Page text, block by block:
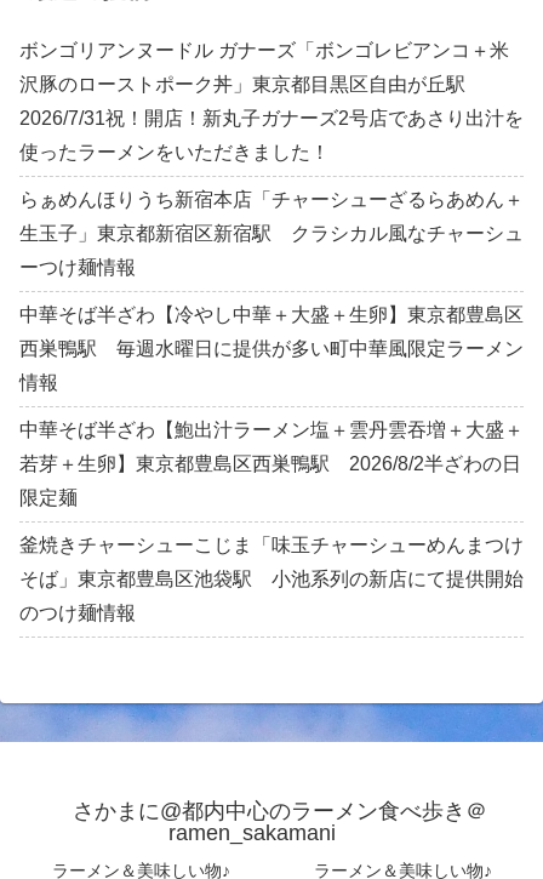
ボンゴリアンヌードル ガナーズ「ボンゴレビアンコ＋米
沢豚のローストポーク丼」東京都目黒区自由が丘駅
2026/7/31祝！開店！新丸子ガナーズ2号店であさり出汁を
使ったラーメンをいただきました！
らぁめんほりうち新宿本店「チャーシューざるらあめん＋
生玉子」東京都新宿区新宿駅 クラシカル風なチャーシュ
ーつけ麺情報
中華そば半ざわ【冷やし中華＋大盛＋生卵】東京都豊島区
西巣鴨駅 毎週水曜日に提供が多い町中華風限定ラーメン
情報
中華そば半ざわ【鮑出汁ラーメン塩＋雲丹雲吞増＋大盛＋
若芽＋生卵】東京都豊島区西巣鴨駅 2026/8/2半ざわの日
限定麺
釜焼きチャーシューこじま「味玉チャーシューめんまつけ
そば」東京都豊島区池袋駅 小池系列の新店にて提供開始
のつけ麺情報
さかまに@都内中心のラーメン食べ歩き＠
ramen_sakamani
ラーメン＆美味しい物♪ ラーメン＆美味しい物♪